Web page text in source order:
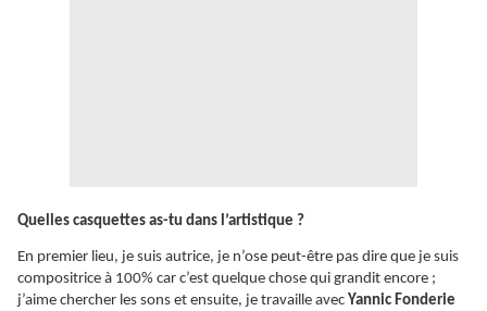
Quelles casquettes as-tu dans l’artistique ?
En premier lieu, je suis autrice, je n’ose peut-être pas dire que je suis
compositrice à 100% car c’est quelque chose qui grandit encore ;
j’aime chercher les sons et ensuite, je travaille avec Yannic Fonderie